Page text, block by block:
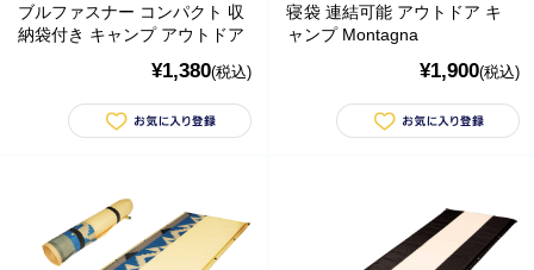
ブルファスナー コンパクト 収
納袋付き キャンプ アウトドア
¥1,380(税込)
寝袋 連結可能 アウトドア キ
ャンプ Montagna
¥1,900(税込)